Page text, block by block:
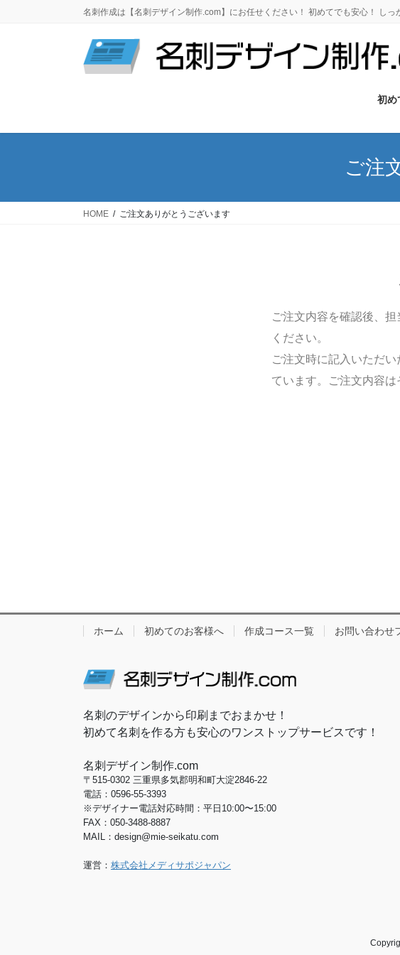
名刺作成は【名刺デザイン制作.com】にお任せください！ 初めてでも安心！ しっ
初め
ご注
HOME ご注文ありがとうございます
ご注文内容を確認後、
ください。
ご注文時に記入いただ
ています。ご注文内容は
ホーム 初めてのお客様へ 作成コース一覧 お問い合わせ
名刺のデザインから印刷までおまかせ！
初めて名刺を作る方も安心のワンストップサービスです！
名刺デザイン制作.com
〒515-0302 三重県多気郡明和町大淀2846-22
電話：0596-55-3393
※デザイナー電話対応時間：平日10:00〜15:00
FAX：050-3488-8887
MAIL：design@mie-seikatu.com
運営： 株式会社メディサポジャパン